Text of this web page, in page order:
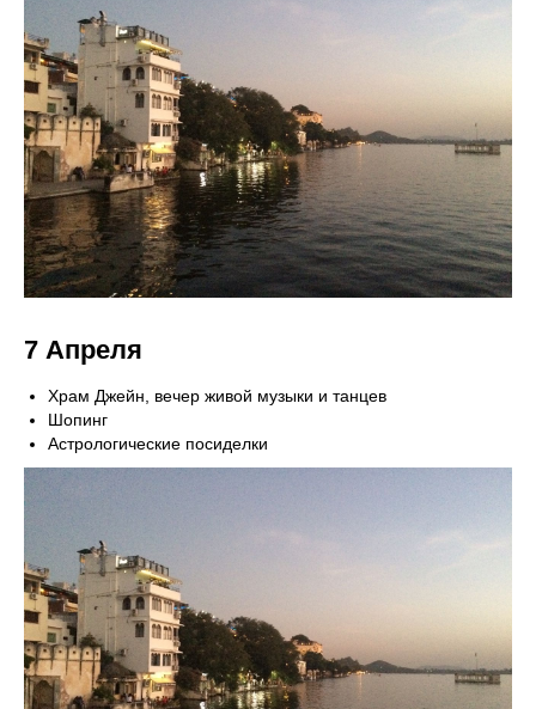
7 Апреля
Храм Джейн, вечер живой музыки и танцев
Шопинг
Астрологические посиделки